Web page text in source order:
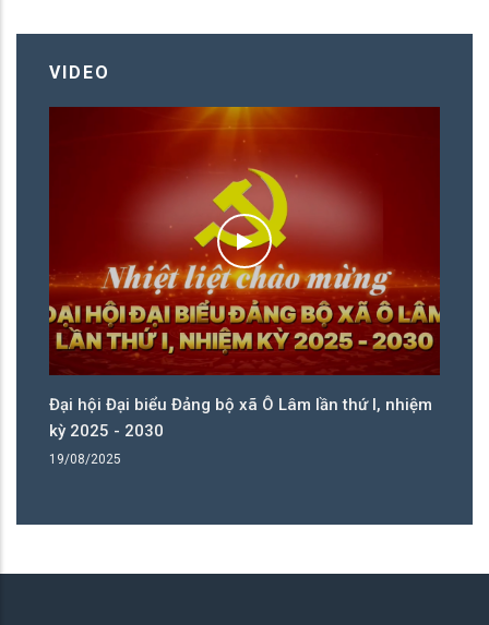
VIDEO
Đại hội Đại biểu Đảng bộ xã Ô Lâm lần thứ I, nhiệm
kỳ 2025 - 2030
19/08/2025